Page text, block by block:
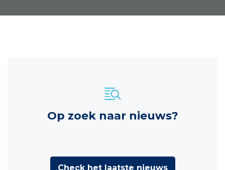
Op zoek naar nieuws?
Check het laatste nieuws